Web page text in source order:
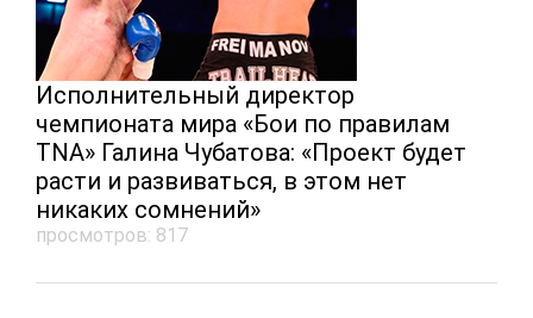
Исполнительный директор
чемпионата мира «Бои по правилам
TNA» Галина Чубатова: «Проект будет
расти и развиваться, в этом нет
никаких сомнений»
просмотров: 817